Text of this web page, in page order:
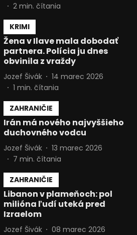
2 min. čítania
KRIMI
Žena v Ilave mala dobodať
partnera. Polícia ju dnes
obvinila z vraždy
Jozef Šivák
14 marec 2026
1 min. čítania
ZAHRANIČIE
Irán má nového najvyššieho
duchovného vodcu
Jozef Šivák
13 marec 2026
7 min. čítania
ZAHRANIČIE
Libanon v plameňoch: pol
milióna ľudí uteká pred
Izraelom
Jozef Šivák
08 marec 2026